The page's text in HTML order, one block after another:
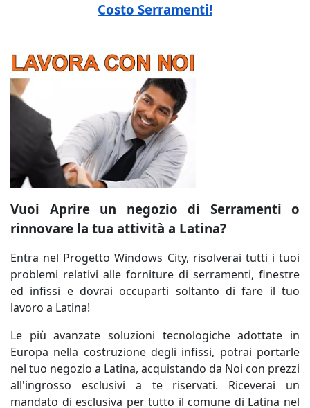
Costo Serramenti!
Vuoi Aprire un negozio di Serramenti o
rinnovare la tua attività a Latina?
Entra nel Progetto Windows City, risolverai tutti i tuoi
problemi relativi alle forniture di serramenti, finestre
ed infissi e dovrai occuparti soltanto di fare il tuo
lavoro a Latina!
Le più avanzate soluzioni tecnologiche adottate in
Europa nella costruzione degli infissi, potrai portarle
nel tuo negozio a Latina, acquistando da Noi con prezzi
all'ingrosso esclusivi a te riservati. Riceverai un
mandato di esclusiva per tutto il comune di Latina nel